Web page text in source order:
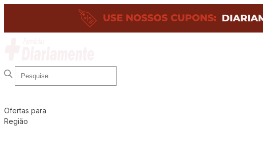
Ofertas para
Região